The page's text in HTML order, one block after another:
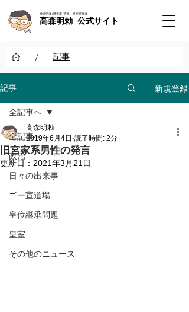
神道学者 / 歴史家 / 天皇・皇室研究者
高森明勅 公式サイト
/ 記事
記事 新規登録
全記事へ
政治
日々の出来事
ゴー宣道場
皇位継承問題
皇室
その他のニュース
全記事へ
旧宮家系男性の発言
高森明勅
2019年6月4日 読了時間: 2分
更新日： 2021年3月21日